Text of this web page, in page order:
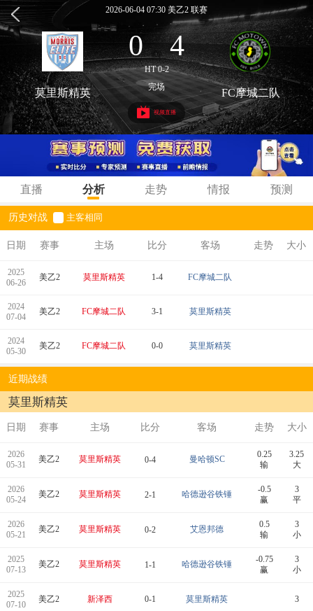
2026-06-04 07:30 美乙2 联赛
0 : 4
HT 0-2
莫里斯精英 完场 FC摩城二队
视频直播
直播 分析 走势 情报 预测
历史对战 主客相同
日期 赛事 主场 比分 客场 走势 大小
2025
06-26
美乙2 莫里斯精英 1-4 FC摩城二队
2024
07-04
美乙2 FC摩城二队 3-1 莫里斯精英
2024
05-30
美乙2 FC摩城二队 0-0 莫里斯精英
近期战绩
莫里斯精英
日期 赛事 主场 比分 客场 走势 大小
2026
05-31
美乙2 莫里斯精英 0-4 曼哈顿SC
0.25
输
3.25
大
2026
05-24
美乙2 莫里斯精英 2-1 哈德逊谷铁锤
-0.5
赢
3
平
2026
05-21
美乙2 莫里斯精英 0-2 艾恩邦德
0.5
输
3
小
2025
07-13
美乙2 莫里斯精英 1-1 哈德逊谷铁锤
-0.75
赢
3
小
2025
07-10
美乙2 新泽西 0-1 莫里斯精英 3